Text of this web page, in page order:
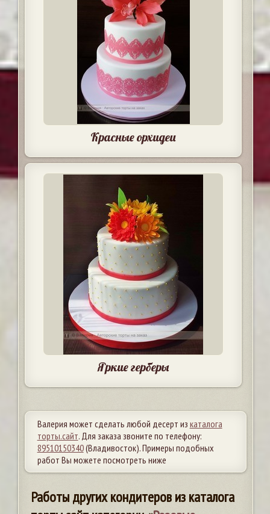
Красные орхидеи
Яркие герберы
Валерия может сделать любой десерт из каталога
торты.сайт. Для заказа звоните по телефону:
89510150340(Владивосток). Примеры подобных
работ Вы можете посмотреть ниже
Работы других кондитеров из каталога